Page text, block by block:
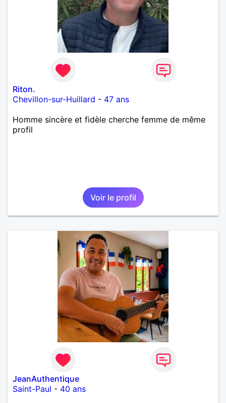
Riton.
Chevillon-sur-Huillard - 47 ans
Homme sincère et fidèle cherche femme de même
profil
Voir le profil
JeanAuthentique
Saint-Paul - 40 ans